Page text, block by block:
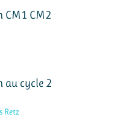
CM1 CM2
au cycle 2